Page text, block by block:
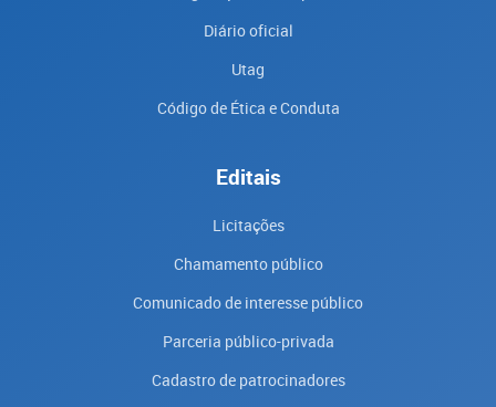
Diário oficial
Utag
Código de Ética e Conduta
Editais
Licitações
Chamamento público
Comunicado de interesse público
Parceria público-privada
Cadastro de patrocinadores